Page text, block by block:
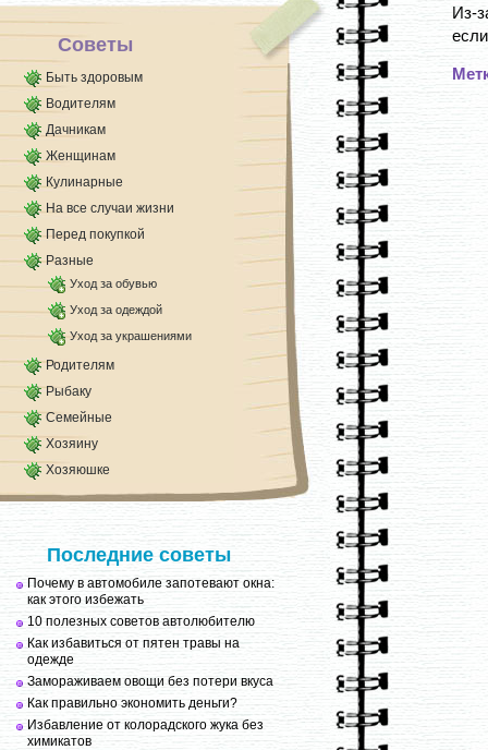
Советы
Быть здоровым
Водителям
Дачникам
Женщинам
Кулинарные
На все случаи жизни
Перед покупкой
Разные
Уход за обувью
Уход за одеждой
Уход за украшениями
Родителям
Рыбаку
Семейные
Хозяину
Хозяюшке
Последние советы
Почему в автомобиле запотевают окна:
как этого избежать
10 полезных советов автолюбителю
Как избавиться от пятен травы на
одежде
Замораживаем овощи без потери вкуса
Как правильно экономить деньги?
Избавление от колорадского жука без
химикатов
Из-